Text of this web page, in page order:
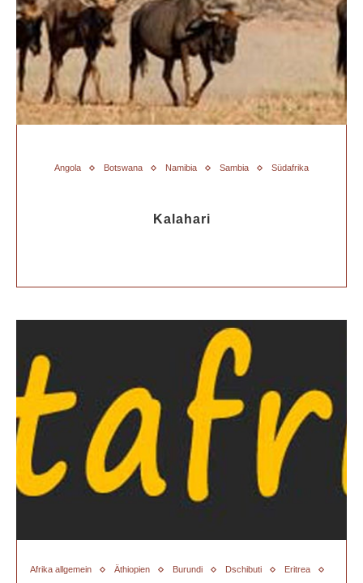
Angola Botswana Namibia Sambia Südafrika
Kalahari
Afrika allgemein Äthiopien Burundi Dschibuti Eritrea